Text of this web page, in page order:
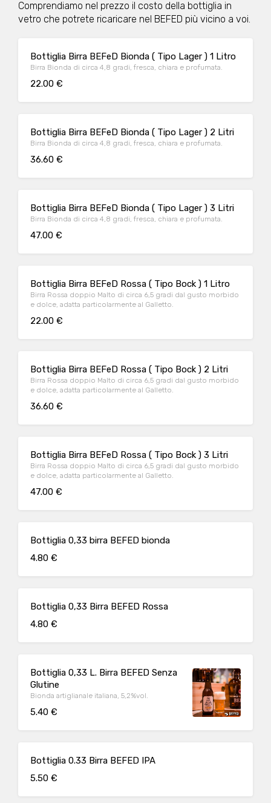
Comprendiamo nel prezzo il costo della bottiglia in
vetro che potrete ricaricare nel BEFED più vicino a voi.
Bottiglia Birra BEFeD Bionda ( Tipo Lager ) 1 Litro
Birra Bionda di circa 4,8 gradi, fresca, chiara e profumata.
22.00 €
Bottiglia Birra BEFeD Bionda ( Tipo Lager ) 2 Litri
Birra Bionda di circa 4,8 gradi, fresca, chiara e profumata.
36.60 €
Bottiglia Birra BEFeD Bionda ( Tipo Lager ) 3 Litri
Birra Bionda di circa 4,8 gradi, fresca, chiara e profumata.
47.00 €
Bottiglia Birra BEFeD Rossa ( Tipo Bock ) 1 Litro
Birra Rossa doppio Malto di circa 6,5 gradi dal gusto morbido
e dolce, adatta particolarmente al Galletto.
22.00 €
Bottiglia Birra BEFeD Rossa ( Tipo Bock ) 2 Litri
Birra Rossa doppio Malto di circa 6,5 gradi dal gusto morbido
e dolce, adatta particolarmente al Galletto.
36.60 €
Bottiglia Birra BEFeD Rossa ( Tipo Bock ) 3 Litri
Birra Rossa doppio Malto di circa 6,5 gradi dal gusto morbido
e dolce, adatta particolarmente al Galletto.
47.00 €
Bottiglia 0,33 birra BEFED bionda
4.80 €
Bottiglia 0,33 Birra BEFED Rossa
4.80 €
Bottiglia 0,33 L. Birra BEFED Senza
Glutine
Bionda artiglianale italiana, 5,2%vol.
5.40 €
Bottiglia 0.33 Birra BEFED IPA
5.50 €